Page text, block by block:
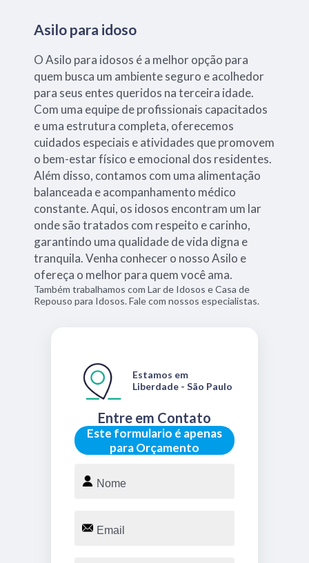
Asilo para idoso
O Asilo para idosos é a melhor opção para
quem busca um ambiente seguro e acolhedor
para seus entes queridos na terceira idade.
Com uma equipe de profissionais capacitados
e uma estrutura completa, oferecemos
cuidados especiais e atividades que promovem
o bem-estar físico e emocional dos residentes.
Além disso, contamos com uma alimentação
balanceada e acompanhamento médico
constante. Aqui, os idosos encontram um lar
onde são tratados com respeito e carinho,
garantindo uma qualidade de vida digna e
tranquila. Venha conhecer o nosso Asilo e
ofereça o melhor para quem você ama.
Também trabalhamos com Lar de Idosos e Casa de
Repouso para Idosos. Fale com nossos especialistas.
Este formulario é apenas
para Orçamento
Entre em Contato
Estamos em
Liberdade - São Paulo